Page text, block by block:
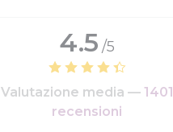
4.5 /5
Valutazione media — 1401
recensioni